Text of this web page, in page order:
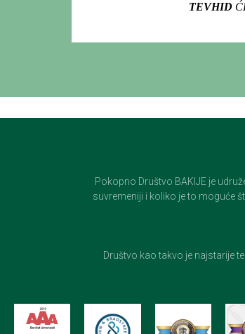
TEVHID
Pokopno Društvo BAKIJE je
suvremeniji i koliko je to moguće
Društvo kao takvo je najstarije